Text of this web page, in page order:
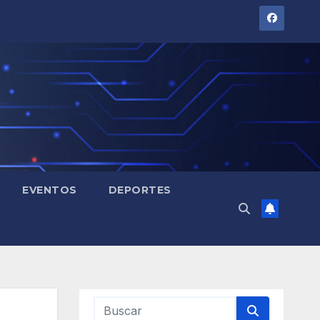
EVENTOS DEPORTES